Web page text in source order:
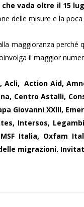
vada oltre il 15
delle misure e la
maggioranza
il maggior
Action Aid,
Centro Astalli,
Giovanni XXIII,
Intersos,
Italia, Oxfam
migrazioni.